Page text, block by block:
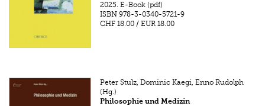
2025. E-Book (pdf)
ISBN 978-3-0340-5721-9
CHF 18.00 /EUR 18.00
Peter Stulz, Dominic Kaegi, Enno Rudolph
(Hg.)
Philosophie und Medizin